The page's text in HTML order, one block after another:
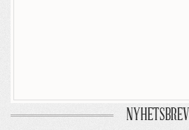
NYHETSBREV